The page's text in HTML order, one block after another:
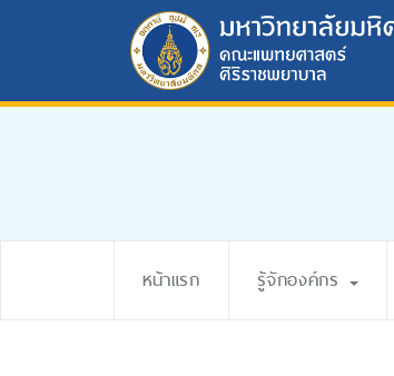
หน้าแรก รู้จักองค์กร